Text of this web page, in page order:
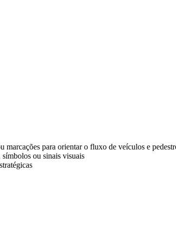
marcações para orientar o fluxo de veículos e
ou sinais visuais